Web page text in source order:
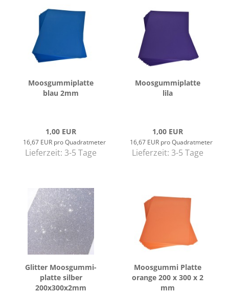
Moos­gum­mi­plat­te
blau 2mm
1,00 EUR
16,67 EUR pro Quadratmeter
Lieferzeit: 3-5 Tage
Moos­gum­mi­plat­te
lila
1,00 EUR
16,67 EUR pro Quadratmeter
Lieferzeit: 3-5 Tage
Glit­ter Moos­gum­mi­
plat­te sil­ber
200x300x2mm
Moos­gum­mi Plat­te
oran­ge 200 x 300 x 2
mm